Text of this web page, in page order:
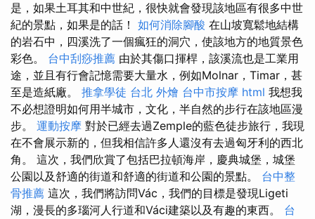
是，如果土耳其和中世紀，很快就會發現該地區有很多中世
紀的景點，如果是的話！ 如何消除腳酸 在山坡寬鬆地結構
的岩石中，四溪洗了一個瘋狂的洞穴，使該地方的地質景色
彩色。 台中刮痧推薦 由於其傷口揮桿，該溪流也是工業用
途，並且有行會記憶需要大量水，例如Molnar，Timar，甚
至是造紙廠。 推拿學徒 台北 外燴 台中市按摩 html 我想我
不必想證明如何用半城市，文化，半自然的步行在該地區漫
步。 運動按摩 對於已經去過Zemple的藍色徒步旅行，我現
在不會展示新的，但我相信許多人還沒有去過匈牙利的西北
角。 這次，我們欣賞了包括巴拉頓海岸，慶典城堡，城堡
公園以及舒適的街道和舒適的街道和公園的景點。 台中整
骨推薦 這次，我們將訪問Vác，我們的目標是發現Ligeti
湖，漫長的多瑙河人行道和Váci建築以及有趣的東西。 台